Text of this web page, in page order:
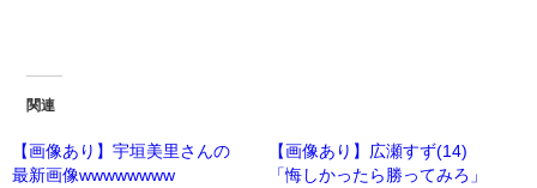
関連
【画像あり】宇垣美里さんの
最新画像wwwwwwww
【画像あり】広瀬すず(14)
「悔しかったら勝ってみろ」